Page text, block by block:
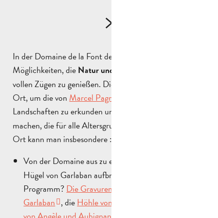
In der Domaine de la Font de Mai gibt es viele
Möglichkeiten, die Natur und die umliegenden Hügel in
vollen Zügen zu genießen. Diese Anlage ist ein idealer
Ort, um die von Marcel Pagnol
Landschaften zu erkunden und
machen, die für alle Altersgruppen geeignet sind. Vor
Ort kann man insbesondere :
Von der Domaine aus zu einer
Hügel von Garlaban aufbrechen. Was steht auf dem
Programm?Die Gravuren von Douart
Garlaban , dieHöhle von Manon